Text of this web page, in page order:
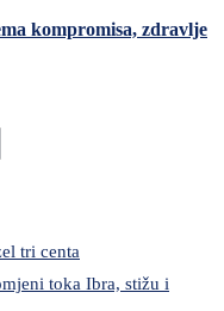
kompromisa, zdravlje
tri centa
toka Ibra, stižu i